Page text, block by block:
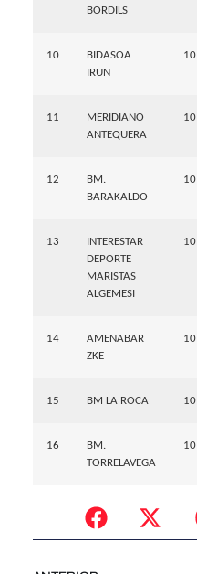
BORDILS
10
BIDASOA
IRUN
10
11
MERIDIANO
ANTEQUERA
10
12
BM.
BARAKALDO
10
13
INTERESTAR
DEPORTE
MARISTAS
ALGEMESI
10
14
AMENABAR
ZKE
10
15 BM LA ROCA 10
16
BM.
TORRELAVEGA
10